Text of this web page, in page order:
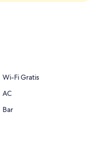
Wi-Fi Gratis
AC
Bar